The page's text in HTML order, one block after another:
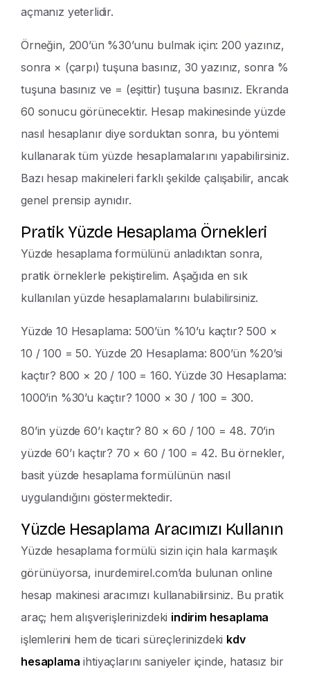
açmanız yeterlidir.
Örneğin, 200’ün %30’unu bulmak için: 200 yazınız,
sonra × (çarpı) tuşuna basınız, 30 yazınız, sonra %
tuşuna basınız ve = (eşittir) tuşuna basınız. Ekranda
60 sonucu görünecektir. Hesap makinesinde yüzde
nasıl hesaplanır diye sorduktan sonra, bu yöntemi
kullanarak tüm yüzde hesaplamalarını yapabilirsiniz.
Bazı hesap makineleri farklı şekilde çalışabilir, ancak
genel prensip aynıdır.
Pratik Yüzde Hesaplama Örnekleri
Yüzde hesaplama formülünü anladıktan sonra,
pratik örneklerle pekiştirelim. Aşağıda en sık
kullanılan yüzde hesaplamalarını bulabilirsiniz.
Yüzde 10 Hesaplama: 500’ün %10’u kaçtır? 500 ×
10 / 100 = 50. Yüzde 20 Hesaplama: 800’ün %20’si
kaçtır? 800 × 20 / 100 = 160. Yüzde 30 Hesaplama:
1000’in %30’u kaçtır? 1000 × 30 / 100 = 300.
80’in yüzde 60’ı kaçtır? 80 × 60 / 100 = 48. 70’in
yüzde 60’ı kaçtır? 70 × 60 / 100 = 42. Bu örnekler,
basit yüzde hesaplama formülünün nasıl
uygulandığını göstermektedir.
Yüzde Hesaplama Aracımızı Kullanın
Yüzde hesaplama formülü sizin için hala karmaşık
görünüyorsa, inurdemirel.com’da bulunan online
hesap makinesi aracımızı kullanabilirsiniz. Bu pratik
araç; hem alışverişlerinizdeki indirim hesaplama
işlemlerini hem de ticari süreçlerinizdeki kdv
hesaplama ihtiyaçlarını saniyeler içinde, hatasız bir